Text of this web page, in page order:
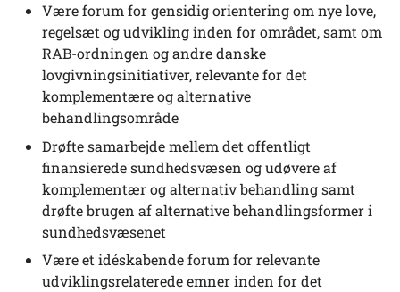
Være forum for gensidig orientering om nye love,
regelsæt og udvikling inden for området, samt om
RAB-ordningen og andre danske
lovgivningsinitiativer, relevante for det
komplementære og alternative
behandlingsområde
Drøfte samarbejde mellem det offentligt
finansierede sundhedsvæsen og udøvere af
komplementær og alternativ behandling samt
drøfte brugen af alternative behandlingsformer i
sundhedsvæsenet
Være et idéskabende forum for relevante
udviklingsrelaterede emner inden for det